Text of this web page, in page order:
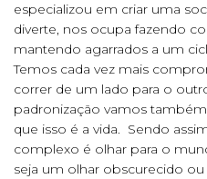
especializou em criar uma
diverte, nos ocupa fazendo
mantendo agarrados a um
Temos cada vez mais
correr de um lado para o
padronização vamos
que isso é a vida. Sendo
complexo é olhar para o
seja um olhar obscurecido